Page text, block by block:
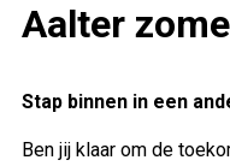
Aalter
Stap binnen in een
Ben jij klaar om de